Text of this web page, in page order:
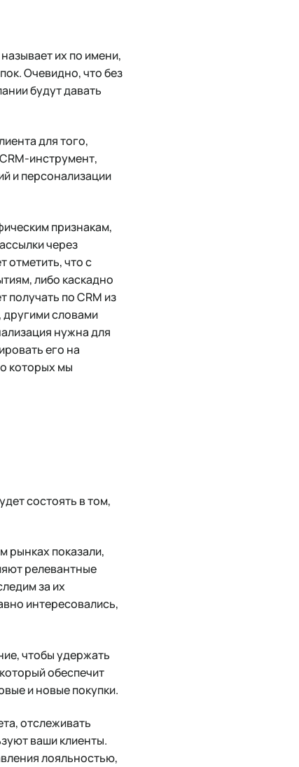
их по имени,
Очевидно, что без
будут давать
для того,
инструмент,
и персонализации
признакам,
через
отметить, что с
либо каскадно
получать по CRM из
другими словами
нужна для
его на
которых мы
состоять в том,
рынках показали,
релевантные
за их
интересовались,
чтобы удержать
обеспечит
и новые покупки.
отслеживать
ваши клиенты.
лояльностью,